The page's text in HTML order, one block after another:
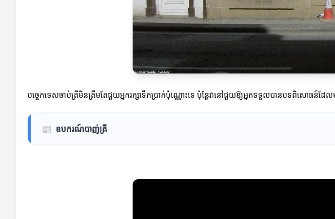
បច្ចេកទេសចាប់ត្រីមិនត្រឹមតែជួយអ្នករក្សាទឹកប្រាក់ប៉ុណ្ណោះទេ ប៉ុន្តែវានៅជួយឱ្យអ្នកទទួលបានបទពិសោ
📰 ឧបករណ៍បាញ់ត្រី